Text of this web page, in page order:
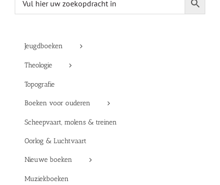
Jeugdboeken
Theologie
Topografie
Boeken voor ouderen
Scheepvaart, molens & treinen
Oorlog & Luchtvaart
Nieuwe boeken
Muziekboeken